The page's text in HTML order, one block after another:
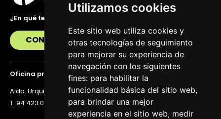
Utilizamos cookies
Este sitio web utiliza cookies y
otras tecnologías de seguimiento
para mejorar su experiencia de
navegación con los siguientes
fines: para habilitar la
funcionalidad básica del sitio web,
para brindar una mejor
experiencia en el sitio web, medir
¿En qué te podemos ayudar?
CONTÁCTANOS
Oficina principal
Alda. Urquijo 36, 6ª planta, 48011 Bilbao
T. 94 423 07 43